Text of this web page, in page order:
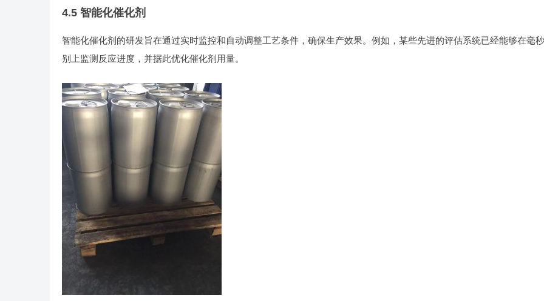
4.5 智能化催化剂
智能化催化剂的研发旨在通过实时监控和自动调整工艺条件，确保生产效果。例如，某些先进的评估系统已经能够在毫
别上监测反应进度，并据此优化催化剂用量。